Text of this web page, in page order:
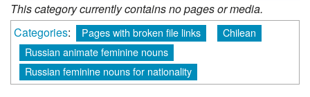
This category currently contains no pages or media.
Categories: Pages with broken file links
Chilean
Russian animate feminine nouns
Russian feminine nouns for nationality